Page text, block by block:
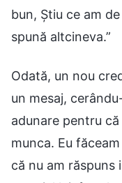
bun, Știu ce am
spună altcineva.”
Odată, un nou
un mesaj,
adunare pentru
munca. Eu
că nu am răspuns